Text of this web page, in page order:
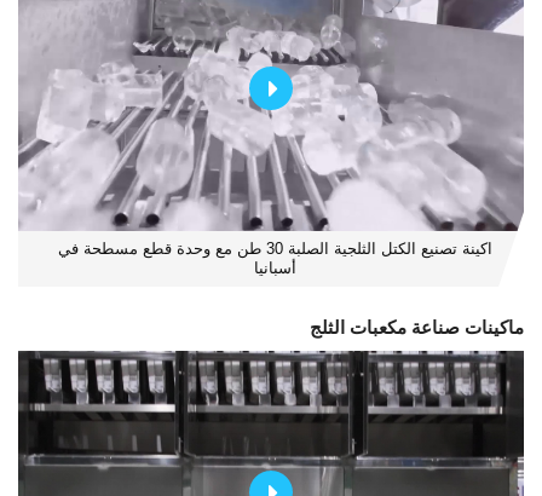
اكينة تصنيع الكتل الثلجية الصلبة 30 طن مع وحدة قطع مسطحة في
أسبانيا
ماكينات صناعة مكعبات الثلج